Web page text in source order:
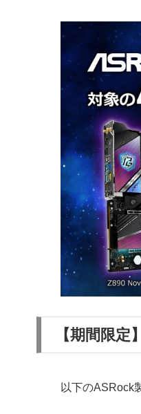
【期間限
以下のASRock